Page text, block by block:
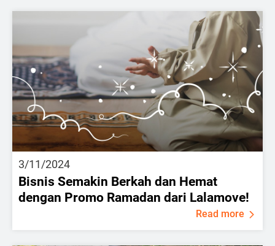
3/11/2024
Bisnis Semakin Berkah dan Hemat
dengan Promo Ramadan dari Lalamove!
Read more